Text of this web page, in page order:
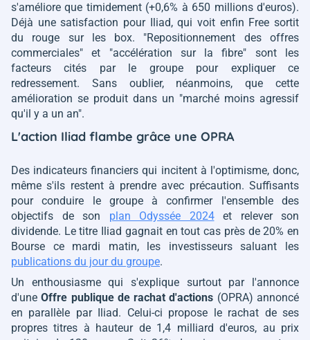
s'améliore que timidement (+0,6% à 650 millions d'euros).
Déjà une satisfaction pour Iliad, qui voit enfin Free sortit
du rouge sur les box. "Repositionnement des offres
commerciales" et "accélération sur la fibre" sont les
facteurs cités par le groupe pour expliquer ce
redressement. Sans oublier, néanmoins, que cette
amélioration se produit dans un "marché moins agressif
qu'il y a un an".
L'action Iliad flambe grâce une OPRA
Des indicateurs financiers qui incitent à l'optimisme, donc,
même s'ils restent à prendre avec précaution. Suffisants
pour conduire le groupe à confirmer l'ensemble des
objectifs de son plan Odyssée 2024et relever son
dividende. Le titre Iliad gagnait en tout cas près de 20% en
Bourse ce mardi matin, les investisseurs saluant les
publications du jour du groupe.
Un enthousiasme qui s'explique surtout par l'annonce
d'uneOffre publique de rachat d'actions (OPRA) annoncé
en parallèle par Iliad. Celui-ci propose le rachat de ses
propres titres à hauteur de 1,4 milliard d'euros, au prix